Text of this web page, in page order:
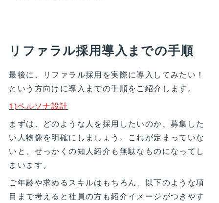
リファラル採用導入までの手順
最後に、リファラル採用を実際に導入してみたい！
という方向けに導入までの手順をご紹介します。
1)ペルソナ設計
まずは、どのような人を採用したいのか、募集した
い人物像を明確にしましょう。これが定まっていな
いと、せっかくの知人紹介も無駄なものになってし
まいます。
ご年齢や求めるスキルはもちろん、以下のような項
目まで考えると社員の方も紹介イメージがつきやす